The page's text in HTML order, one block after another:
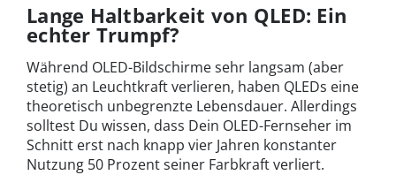
Lange Haltbarkeit von QLED: Ein
echter Trumpf?
Während OLED-Bildschirme sehr langsam (aber
stetig) an Leuchtkraft verlieren, haben QLEDs eine
theoretisch unbegrenzte Lebensdauer. Allerdings
solltest Du wissen, dass Dein OLED-Fernseher im
Schnitt erst nach knapp vier Jahren konstanter
Nutzung 50 Prozent seiner Farbkraft verliert.